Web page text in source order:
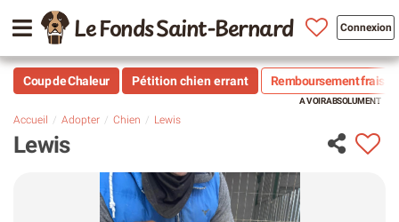
Le Fonds Saint-Bernard Connexion
Coup de Chaleur Pétition chien errant Remboursement frais
Accueil Adopter Chien Lewis
Lewis